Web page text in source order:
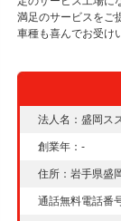
満足のサービスをご
車種も喜んでお受け
法人名：盛岡ス
創業年：-
住所：岩手県盛
通話無料電話番